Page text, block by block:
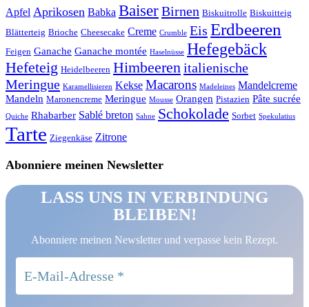
Apfel Aprikosen Babka BaiserBirnen Biskuitrolle Biskuitteig
Blätterteig Brioche Cheesecake Creme Crumble Eis Erdbeeren
Feigen Ganache Ganache montée Haselnüsse Hefegebäck
Hefeteig Heidelbeeren Himbeeren italienische
Meringue Karamellisieren Kekse Macarons Madeleines Mandelcreme
Mandeln Maronencreme Meringue Mousse Orangen Pistazien Pâte sucrée
Quiche Rhabarber Sablé breton Sahne Schokolade Sorbet Spekulatius
Tarte Ziegenkäse Zitrone
Abonniere meinen Newsletter
LASS UNS IN VERBINDUNG
BLEIBEN!
Abonniere meinen Newsletter und verpasse kein Rezept.